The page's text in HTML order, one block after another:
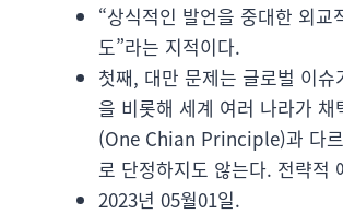
“상식적인 발언을 중대한 외
도”라는 지적이다.
첫째, 대만 문제는 글로벌 이
을 비롯해 세계 여러 나라가
(One Chian Principle)과 다르
로 단정하지도 않는다. 전략적
2023년 05월01일.